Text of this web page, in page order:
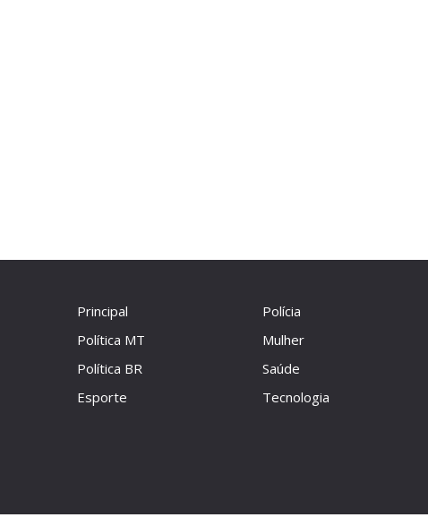
Principal
Política MT
Política BR
Esporte
Polícia
Mulher
Saúde
Tecnologia